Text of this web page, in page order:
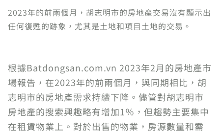
2023年的前兩個月，胡志明市的房地產交易沒有顯示出
任何復甦的跡象，尤其是土地和項目土地的交易。
根據Batdongsan.com.vn 2023年2月的房地產市
場報告，在2023年的前兩個月，與同期相比，胡
志明市的房地產需求持續下降。儘管對胡志明市
房地產的搜索興趣略有增加1％，但趨勢主要集中
在租賃物業上。對於出售的物業，房源數量和需